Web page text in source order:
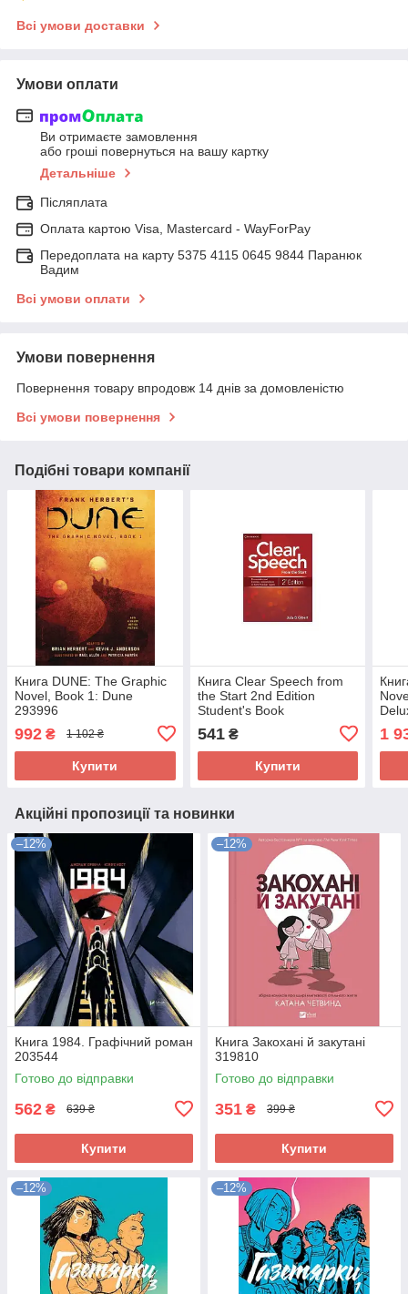
Всі умови доставки
Умови оплати
Ви отримаєте замовлення
або гроші повернуться на вашу картку
Детальніше
Післяплата
Оплата картою Visa, Mastercard - WayForPay
Передоплата на карту 5375 4115 0645 9844 Паранюк
Вадим
Всі умови оплати
Умови повернення
Повернення товару впродовж 14 днів за домовленістю
Всі умови повернення
Подібні товари компанії
Книга DUNE: The Graphic
Novel, Book 1: Dune
293996
992 ₴ 1 102 ₴
Купити
Книга Clear Speech from
the Start 2nd Edition
Student's Book
Cambridge University Press
Education
541₴
Купити
1
Акційні пропозиції та новинки
–12%
Книга 1984. Графічний роман
203544
Готово до відправки
562 ₴ 639 ₴
Купити
–12%
Книга Закохані й закутані
319810
Готово до відправки
351 ₴ 399 ₴
Купити
–12% –12%